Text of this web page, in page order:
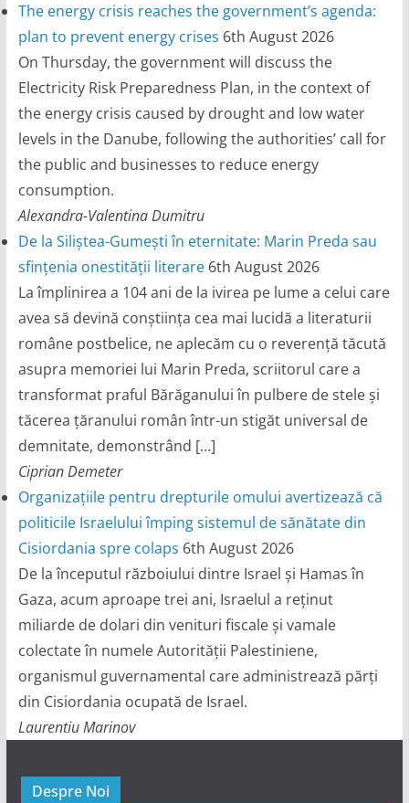
The energy crisis reaches the government’s agenda:
plan to prevent energy crises 6th August 2026
On Thursday, the government will discuss the
Electricity Risk Preparedness Plan, in the context of
the energy crisis caused by drought and low water
levels in the Danube, following the authorities’ call for
the public and businesses to reduce energy
consumption.
Alexandra-Valentina Dumitru
De la Siliștea-Gumești în eternitate: Marin Preda sau
sfințenia onestității literare 6th August 2026
La împlinirea a 104 ani de la ivirea pe lume a celui care
avea să devină conștiința cea mai lucidă a literaturii
române postbelice, ne aplecăm cu o reverență tăcută
asupra memoriei lui Marin Preda, scriitorul care a
transformat praful Bărăganului în pulbere de stele și
tăcerea țăranului român într-un stigăt universal de
demnitate, demonstrând […]
Ciprian Demeter
Organizațiile pentru drepturile omului avertizează că
politicile Israelului împing sistemul de sănătate din
Cisiordania spre colaps 6th August 2026
De la începutul războiului dintre Israel și Hamas în
Gaza, acum aproape trei ani, Israelul a reținut
miliarde de dolari din venituri fiscale și vamale
colectate în numele Autorității Palestiniene,
organismul guvernamental care administrează părți
din Cisiordania ocupată de Israel.
Laurentiu Marinov
Despre Noi